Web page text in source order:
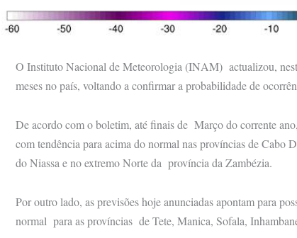
O Instituto Nacional de Meteorologia (INAM) actualizou,
meses no país, voltando a confirmar a probabilidade de
De acordo com o boletim, até finais de Março do corrente
com tendência para acima do normal nas províncias de
do Niassa e noextremo Norte da província da Zambézia.
Por outro lado, as previsões hoje anunciadas apontam para
normal para as províncias de Tete, Manica, Sofala,